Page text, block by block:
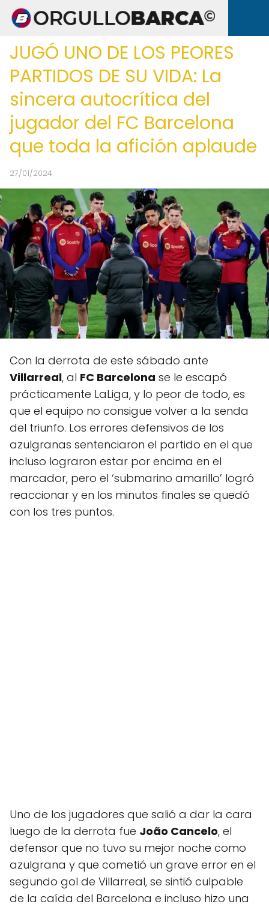
JUGÓ UNO DE LOS PEORES
PARTIDOS DE SU VIDA: La
sincera autocrítica del
jugador del FC Barcelona
que toda la afición aplaude
27/01/2024
Con la derrota de este sábado ante
Villarreal, al FC Barcelona se le escapó
prácticamente LaLiga, y lo peor de todo, es
que el equipo no consigue volver a la senda
del triunfo. Los errores defensivos de los
azulgranas sentenciaron el partido en el que
incluso lograron estar por encima en el
marcador, pero el ‘submarino amarillo’ logró
reaccionar y en los minutos finales se quedó
con los tres puntos.
Uno de los jugadores que salió a dar la cara
luego de la derrota fue João Cancelo, el
defensor que no tuvo su mejor noche como
azulgrana y que cometió un grave error en el
segundo gol de Villarreal, se sintió culpable
de la caída del Barcelona e incluso hizo una